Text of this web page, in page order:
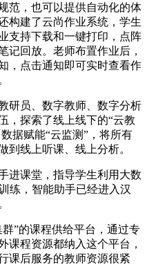
范，也可以提供自动化的体
构建了云尚作业系统，学生
支持下载和一键打印，点阵
记回放。老师布置作业后，
，点击通知即可实时查看作
研员、数字教师、数字分析
，探索了线上线下的“云教
据赋能“云监测”，将所有
到线上听课、线上分析。
进课堂，指导学生利用大数
练，智能助手已经进入汉
”的课程供给平台，通过专
课程资源都纳入这个平台，
课后服务的教师资源很紧